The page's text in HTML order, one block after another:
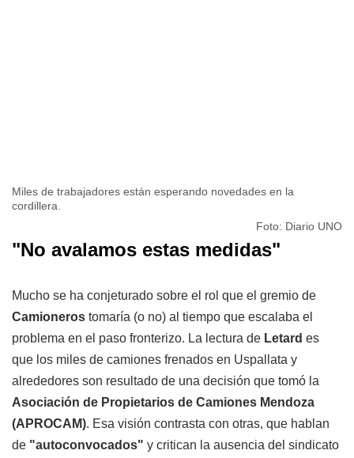
Miles de trabajadores están esperando novedades en la
cordillera.
Foto: Diario UNO
"No avalamos estas medidas"
Mucho se ha conjeturado sobre el rol que el gremio de
Camioneros tomaría (o no) al tiempo que escalaba el
problema en el paso fronterizo. La lectura de Letard es
que los miles de camiones frenados en Uspallata y
alrededores son resultado de una decisión que tomó la
Asociación de Propietarios de Camiones Mendoza
(APROCAM). Esa visión contrasta con otras, que hablan
de "autoconvocados" y critican la ausencia del sindicato